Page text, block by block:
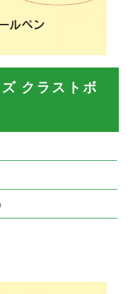
クラストボ